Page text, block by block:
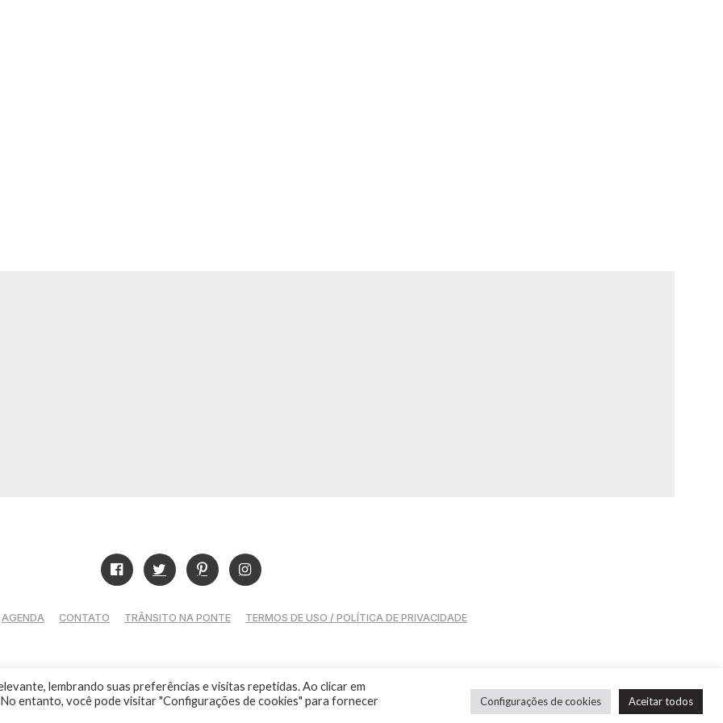
AGENDA CONTATO TRÂNSITO NA PONTE TERMOS DE USO / POLÍTICA DE PRIVACIDADE
Guia de Niterói Informática LTDA Todos os Direitos Reservados
lembrando suas preferências e visitas repetidas. Ao clicar em
entanto, você pode visitar "Configurações de cookies" para fornecer
Configurações de cookies Aceitar todos